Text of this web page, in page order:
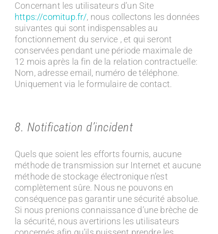
Concernant les utilisateurs d’un Site
https://comitup.fr/, nous collectons les données
suivantes qui sont indispensables au
fonctionnement du service , et qui seront
conservées pendant une période maximale de
12 mois après la fin de la relation contractuelle:
Nom, adresse email, numéro de téléphone.
Uniquement via le formulaire de contact.
8. Notification d’incident
Quels que soient les efforts fournis, aucune
méthode de transmission sur Internet et aucune
méthode de stockage électronique n’est
complètement sûre. Nous ne pouvons en
conséquence pas garantir une sécurité absolue.
Si nous prenions connaissance d’une brèche de
la sécurité, nous avertirions les utilisateurs